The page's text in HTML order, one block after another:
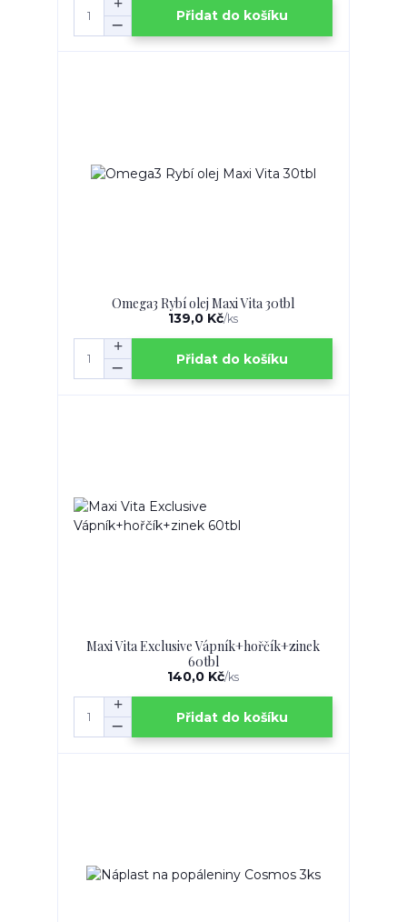
Přidat do košíku
Omega3 Rybí olej Maxi Vita 30tbl
139,0 Kč/ks
Přidat do košíku
Maxi Vita Exclusive Vápník+hořčík+zinek
60tbl
140,0 Kč/ks
Přidat do košíku